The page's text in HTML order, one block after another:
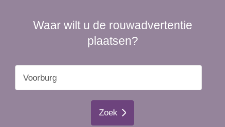
Waar wilt u de rouwadvertentie
plaatsen?
Zoek